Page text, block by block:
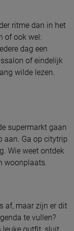
ritme dan in het
of ook wel:
dag een
of eindelijk
wilde lezen.
supermarkt gaan
aan. Ga op citytrip
Wie weet ontdek
woonplaats.
af, maar zijn er dit
te vullen?